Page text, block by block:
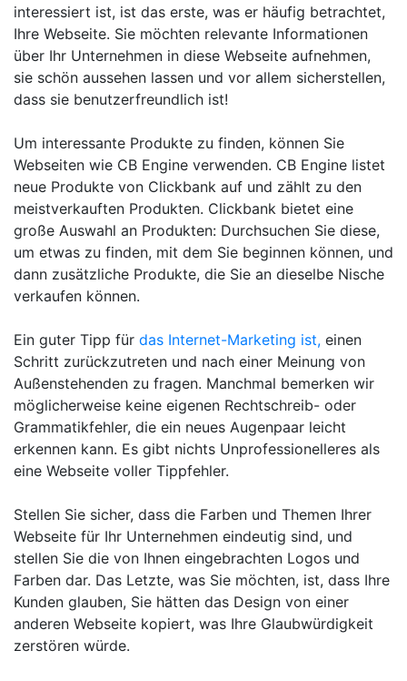
interessiert ist, ist das erste, was er häufig betrachtet,
Ihre Webseite. Sie möchten relevante Informationen
über Ihr Unternehmen in diese Webseite aufnehmen,
sie schön aussehen lassen und vor allem sicherstellen,
dass sie benutzerfreundlich ist!
Um interessante Produkte zu finden, können Sie
Webseiten wie CB Engine verwenden. CB Engine listet
neue Produkte von Clickbank auf und zählt zu den
meistverkauften Produkten. Clickbank bietet eine
große Auswahl an Produkten: Durchsuchen Sie diese,
um etwas zu finden, mit dem Sie beginnen können, und
dann zusätzliche Produkte, die Sie an dieselbe Nische
verkaufen können.
Ein guter Tipp für das Internet-Marketing ist, einen
Schritt zurückzutreten und nach einer Meinung von
Außenstehenden zu fragen. Manchmal bemerken wir
möglicherweise keine eigenen Rechtschreib- oder
Grammatikfehler, die ein neues Augenpaar leicht
erkennen kann. Es gibt nichts Unprofessionelleres als
eine Webseite voller Tippfehler.
Stellen Sie sicher, dass die Farben und Themen Ihrer
Webseite für Ihr Unternehmen eindeutig sind, und
stellen Sie die von Ihnen eingebrachten Logos und
Farben dar. Das Letzte, was Sie möchten, ist, dass Ihre
Kunden glauben, Sie hätten das Design von einer
anderen Webseite kopiert, was Ihre Glaubwürdigkeit
zerstören würde.